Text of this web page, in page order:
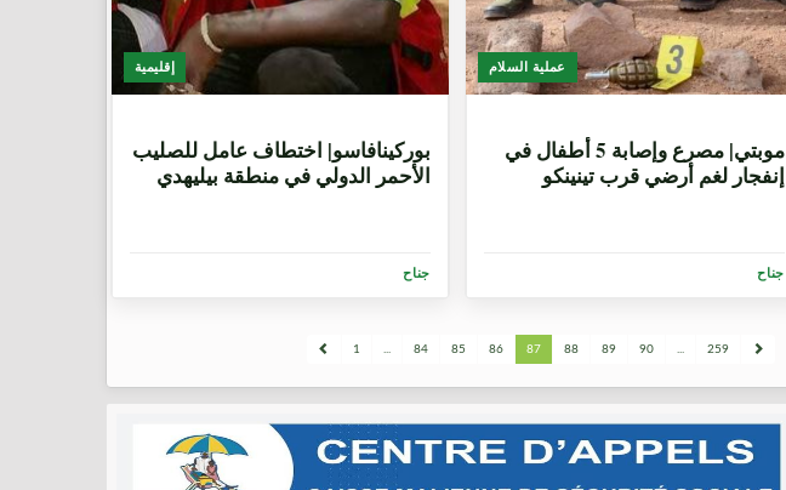
إقليمية
بوركينافاسو| اختطاف عامل للصليب
الأحمر الدولي في منطقة بيليهدي
جناح
عملية السلام
موبتي| مصرع وإصابة 5 أطفال في
إنفجار لغم أرضي قرب تينينكو
جناح
1 ... 84 85 86 87 88 89 90 ... 259